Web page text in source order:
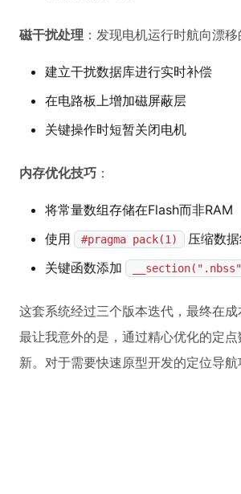
磁干扰处理 ：发现电机运行时航向漂
建立干扰数据库进行实时补偿
在电路板上增加磁屏蔽层
关键操作时短暂关闭电机
内存优化技巧 ：
将常量数组存储在Flash而非RAM
使用
#pragma pack(1)
压缩数
关键函数添加
这套系统经过三个版本迭代，最终在
最让我意外的是，通过精心优化的定
新。对于需要快速原型开发的定位导